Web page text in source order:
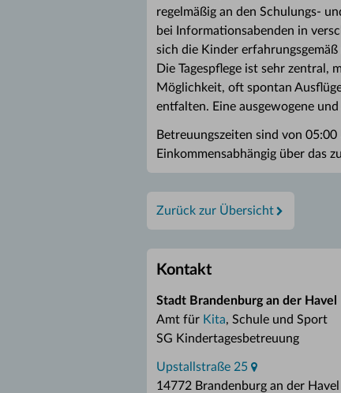
regelmäßig an den Schulungs-
bei Informationsabenden in
sich die Kinder
Die Tagespflege ist sehr zentral,
Möglichkeit, oft spontan
entfalten. Eine ausgewogene
Betreuungszeiten sind von
Einkommensabhängig über das
Zurück zur Übersicht
Kontakt
Stadt Brandenburg an der Havel
Amt für Kita, Schule und Sport
SG Kindertagesbetreuung
Upstallstraße 25
14772 Brandenburg an der Havel